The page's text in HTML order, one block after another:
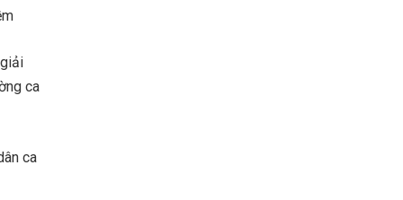
ca
ca